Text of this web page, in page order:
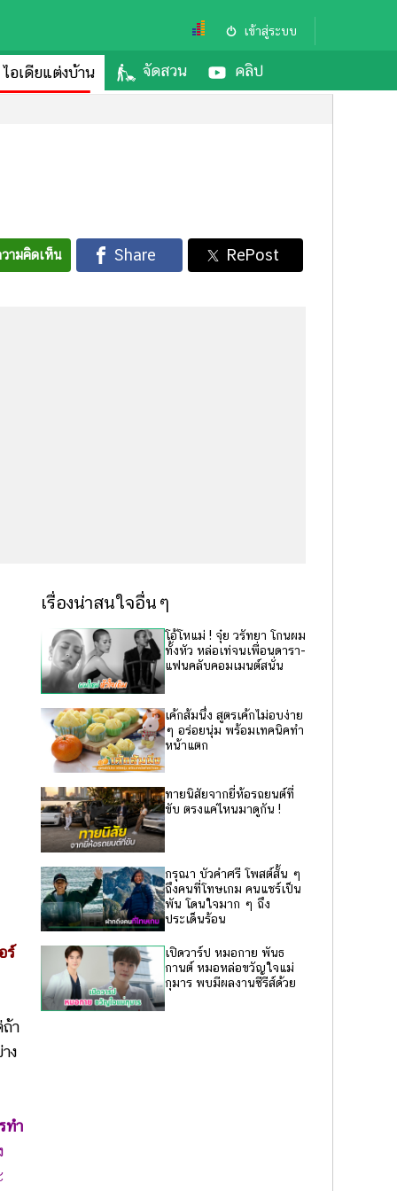
เข้าสู่ระบบ
ไอเดียแต่งบ้าน จัดสวน คลิป
ามคิดเห็น
ร์
า
ง
ทำ
เรื่องน่าสนใจอื่นๆ
โอ้โหแม่ ! จุ๋ย วรัทยา โกนผม
ทั้งหัว หล่อเท่จนเพื่อนดารา-
แฟนคลับคอมเมนต์สนั่น
เค้กส้มนึ่ง สูตรเค้กไม่อบง่าย
ๆ อร่อยนุ่ม พร้อมเทคนิคทำ
หน้าแตก
ทายนิสัยจากยี่ห้อรถยนต์ที่
ขับ ตรงแค่ไหนมาดูกัน !
กรุณา บัวคำศรี โพสต์สั้น ๆ
ถึงคนที่โทษเกม คนแชร์เป็น
พัน โดนใจมาก ๆ ถึง
ประเด็นร้อน
เปิดวาร์ป หมอกาย พันธ
กานต์ หมอหล่อขวัญใจแม่
กุมาร พบมีผลงานซีรีส์ด้วย